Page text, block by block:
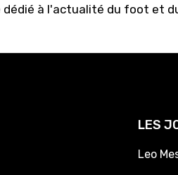
dédié à l'actualité du foot et
LES
Leo